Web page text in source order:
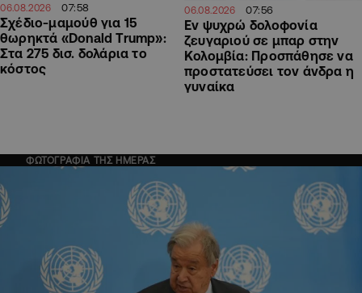
06.08.2026 07:58
Σχέδιο-μαμούθ για 15
θωρηκτά «Donald Trump»:
Στα 275 δισ. δολάρια το
κόστος
06.08.2026 07:56
Εν ψυχρώ δολοφονία
ζευγαριού σε μπαρ στην
Κολομβία: Προσπάθησε να
προστατεύσει τον άνδρα η
γυναίκα
ΦΩΤΟΓΡΑΦΙΑ ΤΗΣ ΗΜΕΡΑΣ